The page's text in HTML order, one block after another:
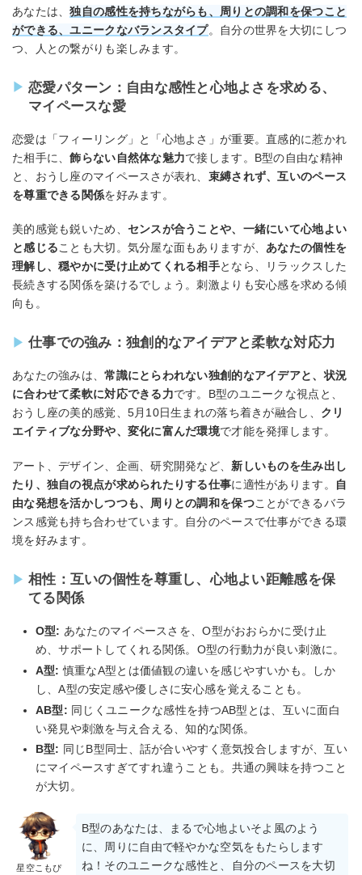
あなたは、独自の感性を持ちながらも、周りとの調和を保つこと
ができる、ユニークなバランスタイプ。自分の世界を大切にしつ
つ、人との繋がりも楽しみます。
恋愛パターン：自由な感性と心地よさを求める、
マイペースな愛
恋愛は「フィーリング」と「心地よさ」が重要。直感的に惹かれ
た相手に、飾らない自然体な魅力で接します。B型の自由な精神
と、おうし座のマイペースさが表れ、 束縛されず、互いのペース
を尊重できる関係を好みます。
美的感覚も鋭いため、 センスが合うことや、一緒にいて心地よい
と感じることも大切。気分屋な面もありますが、あなたの個性を
理解し、穏やかに受け止めてくれる相手となら、リラックスした
長続きする関係を築けるでしょう。刺激よりも安心感を求める傾
向も。
仕事での強み：独創的なアイデアと柔軟な対応力
あなたの強みは、常識にとらわれない独創的なアイデアと、状況
に合わせて柔軟に対応できる力です。B型のユニークな視点と、
おうし座の美的感覚、5月10日生まれの落ち着きが融合し、 クリ
エイティブな分野や、変化に富んだ環境で才能を発揮します。
アート、デザイン、企画、研究開発など、 新しいものを生み出し
たり、独自の視点が求められたりする仕事に適性があります。
自
由な発想を活かしつつも、周りとの調和を保つことができるバラ
ンス感覚も持ち合わせています。自分のペースで仕事ができる環
境を好みます。
相性：互いの個性を尊重し、心地よい距離感を保
てる関係
O型: あなたのマイペースさを、O型がおおらかに受け止
め、サポートしてくれる関係。O型の行動力が良い刺激に。
A型: 慎重なA型とは価値観の違いを感じやすいかも。しか
し、A型の安定感や優しさに安心感を覚えることも。
AB型: 同じくユニークな感性を持つAB型とは、互いに面白
い発見や刺激を与え合える、知的な関係。
B型: 同じB型同士、話が合いやすく意気投合しますが、互い
にマイペースすぎてすれ違うことも。共通の興味を持つこと
が大切。
星空こもぴ
B型のあなたは、まるで心地よいそよ風のよう
に、周りに自由で軽やかな空気をもたらします
ね！そのユニークな感性と、自分のペースを大切